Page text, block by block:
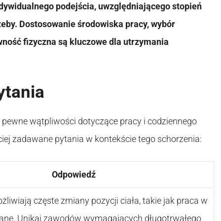
podejścia, uwzględniającego stopień
Dostosowanie środowiska pracy, wybór
fizyczna są kluczowe dla utrzymania
wątpliwości dotyczące pracy i codziennego
zadawane pytania w kontekście tego schorzenia:
Odpowiedź
częste zmiany pozycji ciała, takie jak praca w
Unikaj zawodów wymagających długotrwałego